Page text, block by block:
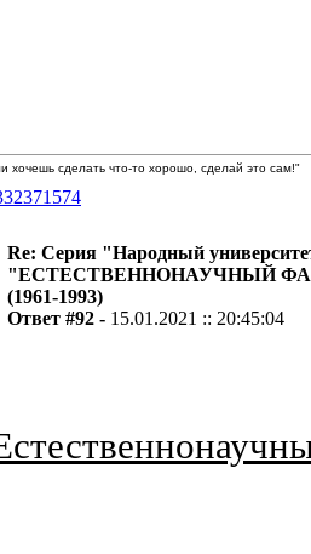
хочешь сделать что-то хорошо, сделай это сам!"
Re: Серия "Народный
"ЕСТЕСТВЕННОНАУЧНЫЙ
(1961-1993)
Ответ #92 - 15.01.2021 :: 20:45:04